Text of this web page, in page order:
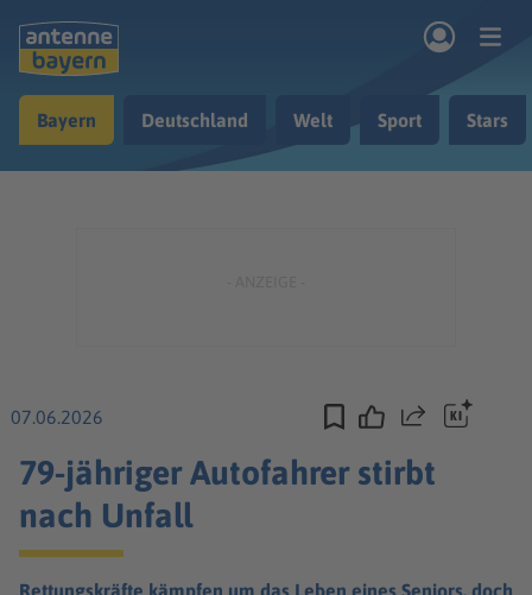
Musik & Radio
Bayern Deutschland Welt Sport Stars
07.06.2026 Teilen
79-jähriger Autofahrer stirbt
nach Unfall
Rettungskräfte kämpfen um das Leben eines Seniors, doch